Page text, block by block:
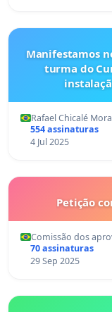
Manifestamos
turma do
Rafael Chicalé
554 assinaturas
4 Jul 2025
Petição
Comissão dos
70 assinaturas
29 Sep 2025